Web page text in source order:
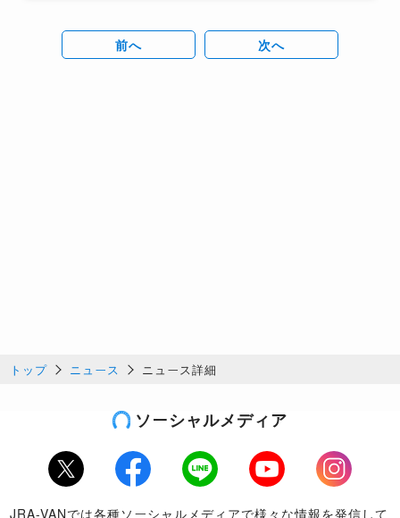
前へ 次へ
トップ ニュース ニュース詳細
ソーシャルメディア
Twitter Facebook LINE Youtube
Instagram
JRA-VANでは各種ソーシャルメディアで様々な情報を発信して